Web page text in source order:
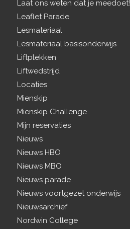
Laat ons weten dat je meedoet!
Leaflet Parade
Lesmateriaal
Lesmateriaal basisonderwijs
Liftplekken
Liftwedstrijd
Locaties
Mienskip
Mienskip Challenge
Mijn reservaties
Nieuws
Nieuws HBO
Nieuws MBO
Nieuws parade
Nieuws voortgezet onderwijs
Nieuwsarchief
Nordwin College